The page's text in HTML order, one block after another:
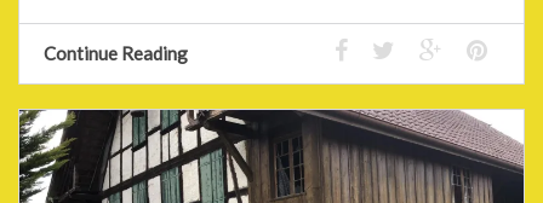
Continue Reading